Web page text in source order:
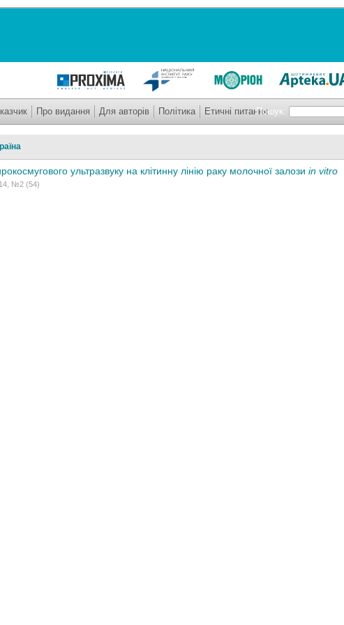
Пошук:
Про видання Для авторів Політика Етичні питання
ультразвуку на клітинну лінію раку молочної залози in vitro
№2 (54)